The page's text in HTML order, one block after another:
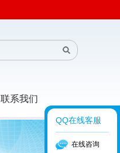
联系我们
QQ在线客服
在线咨询